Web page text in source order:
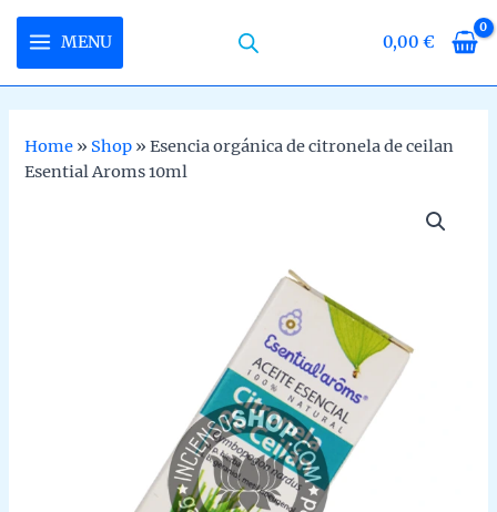
content
MENU 0,00€
Home » Shop »Esencia orgánica de citronela de ceilan
Esential Aroms 10ml